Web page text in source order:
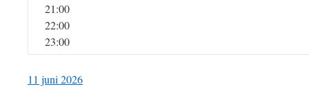
21:00
22:00
23:00
11 juni 2026